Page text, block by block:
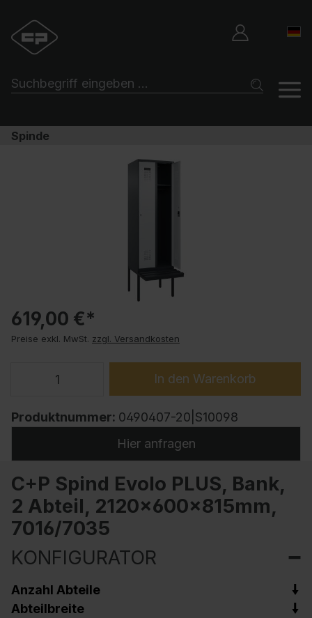
Spinde
619,00 €*
Preise exkl. MwSt. zzgl. Versandkosten
In den Warenkorb
Produktnummer: 0490407-20|S10098
Hier anfragen
C+P Spind Evolo PLUS, Bank,
2 Abteil, 2120x600x815mm,
7016/7035
KONFIGURATOR
Anzahl Abteile
Abteilbreite